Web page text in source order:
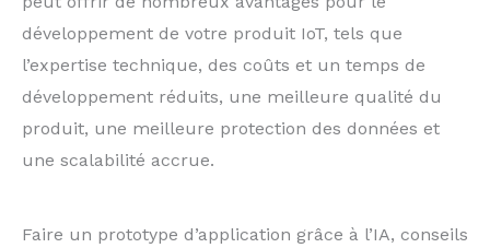
développement de votre produit IoT, tels que
l’expertise technique, des coûts et un temps de
développement réduits, une meilleure qualité du
produit, une meilleure protection des données et
une scalabilité accrue.
Faire un prototype d’application grâce à l’IA, conseils